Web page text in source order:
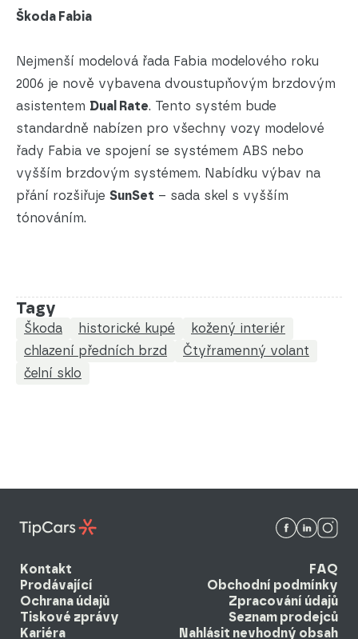
Škoda Fabia
Nejmenší modelová řada Fabia modelového roku
2006 je nově vybavena dvoustupňovým brzdovým
asistentem Dual Rate. Tento systém bude
standardně nabízen pro všechny vozy modelové
řady Fabia ve spojení se systémem ABS nebo
vyšším brzdovým systémem. Nabídku výbav na
přání rozšiřuje SunSet – sada skel s vyšším
tónováním.
Tagy
Škoda historické kupé
kožený interiér
chlazení předních brzd
Čtyřramenný volant
čelní sklo
Kontakt
FAQ
Prodávající
Obchodní podmínky
Ochrana údajů
Zpracování údajů
Tiskové zprávy
Seznam prodejců
Kariéra
Nahlásit nevhodný obsah